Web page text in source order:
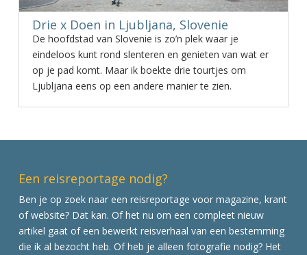
Drie x Doen in Ljubljana, Slovenie
De hoofdstad van Slovenie is zo’n plek waar je
eindeloos kunt rond slenteren en genieten van wat er
op je pad komt. Maar ik boekte drie tourtjes om
Ljubljana eens op een andere manier te zien.
Een reisreportage nodig?
Ben je op zoek naar een reisreportage voor magazine, krant
of website? Dat kan. Of het nu om een compleet nieuw
artikel gaat of een bewerkt reisverhaal van een bestemming
die ik al bezocht heb. Of heb je alleen fotografie nodig? Het